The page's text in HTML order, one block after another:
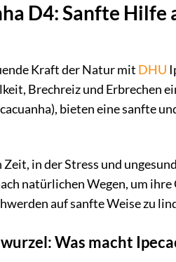
D4: Sanfte
Kraft der Natur mit DHU
Brechreiz und Erbrechen
bieten eine sanfte
in der Stress und
natürlichen Wegen, um
auf sanfte Weise zu
Was macht